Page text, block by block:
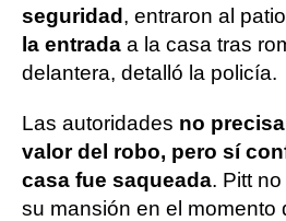
seguridad , entraron al
la entrada a la casa tras
delantera, detalló la policía.
Las autoridades no
valor del robo, pero sí
casa fue saqueada. Pitt
su mansión en el momento